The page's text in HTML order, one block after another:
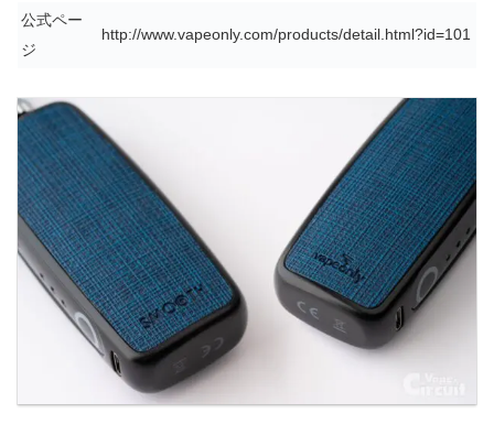
公式ペー
ジ
http://www.vapeonly.com/products/detail.html?id=101